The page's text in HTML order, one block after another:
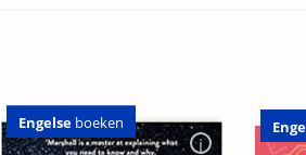
Engelse boeken